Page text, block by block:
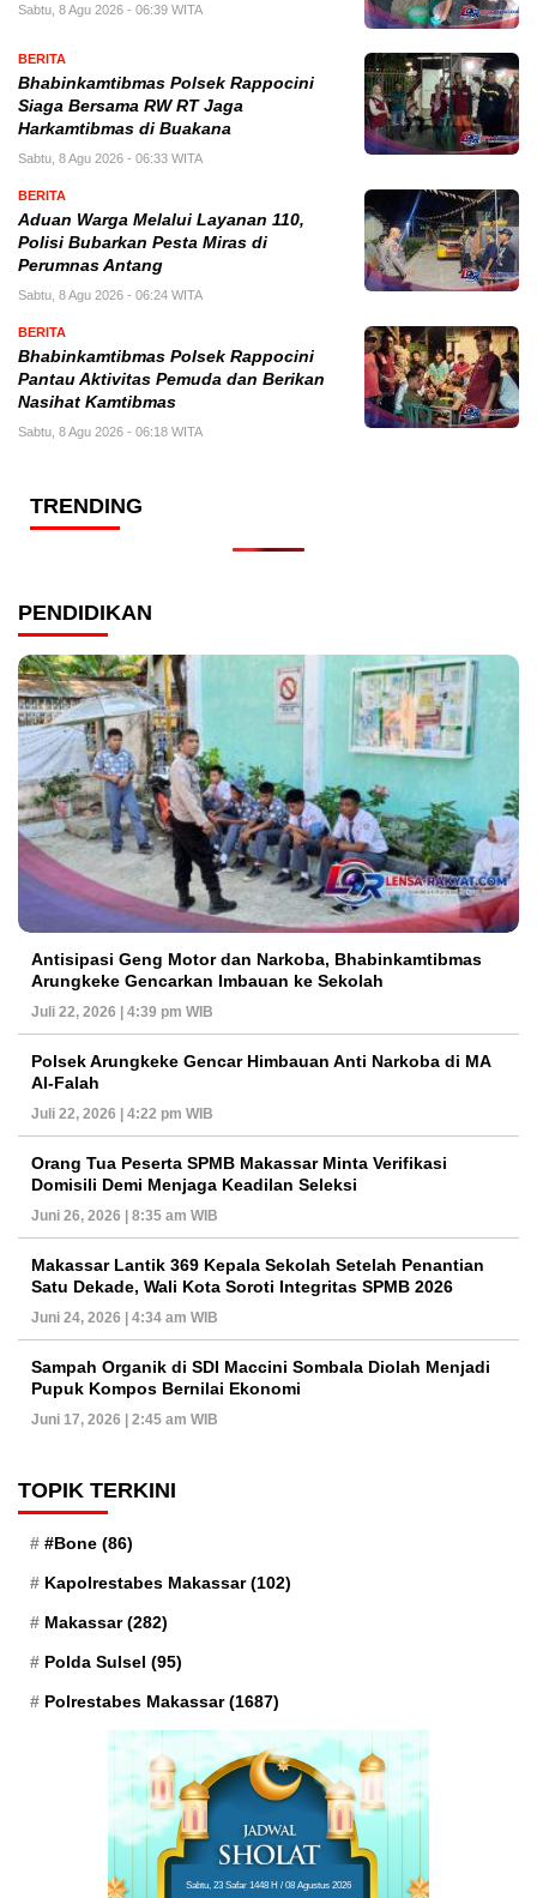
Sabtu, 8 Agu 2026 - 06:39 WITA
BERITA
Bhabinkamtibmas Polsek Rappocini
Siaga Bersama RW RT Jaga
Harkamtibmas di Buakana
Sabtu, 8 Agu 2026 - 06:33 WITA
BERITA
Aduan Warga Melalui Layanan 110,
Polisi Bubarkan Pesta Miras di
Perumnas Antang
Sabtu, 8 Agu 2026 - 06:24 WITA
BERITA
Bhabinkamtibmas Polsek Rappocini
Pantau Aktivitas Pemuda dan Berikan
Nasihat Kamtibmas
Sabtu, 8 Agu 2026 - 06:18 WITA
TRENDING
PENDIDIKAN
Antisipasi Geng Motor dan Narkoba, Bhabinkamtibmas
Arungkeke Gencarkan Imbauan ke Sekolah
Juli 22, 2026 | 4:39 pm WIB
Polsek Arungkeke Gencar Himbauan Anti Narkoba di MA
Al-Falah
Juli 22, 2026 | 4:22 pm WIB
Orang Tua Peserta SPMB Makassar Minta Verifikasi
Domisili Demi Menjaga Keadilan Seleksi
Juni 26, 2026 | 8:35 am WIB
Makassar Lantik 369 Kepala Sekolah Setelah Penantian
Satu Dekade, Wali Kota Soroti Integritas SPMB 2026
Juni 24, 2026 | 4:34 am WIB
Sampah Organik di SDI Maccini Sombala Diolah Menjadi
Pupuk Kompos Bernilai Ekonomi
Juni 17, 2026 | 2:45 am WIB
TOPIK TERKINI
#Bone (86)
Kapolrestabes Makassar(102)
Makassar(282)
Polda Sulsel (95)
Polrestabes Makassar(1687)
Sabtu, 23 Safar 1448 H / 08 Agustus 2026